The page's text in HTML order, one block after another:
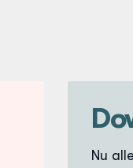
Nu